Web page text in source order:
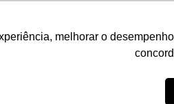
melhorar o